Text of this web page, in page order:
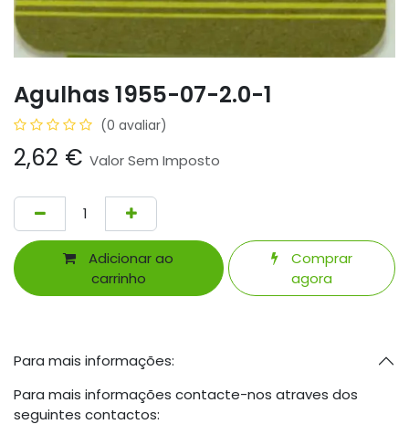
Agulhas 1955-07-2.0-1
(0 avaliar)
2,62 € Valor Sem Imposto
Adicionar ao
carrinho
Comprar
agora
Para mais informações:
Para mais informações contacte-nos atraves dos
seguintes contactos: